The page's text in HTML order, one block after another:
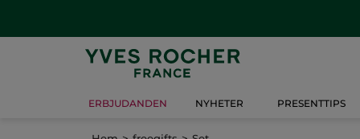
ERBJUDANDEN NYHETER PRESENTTIPS